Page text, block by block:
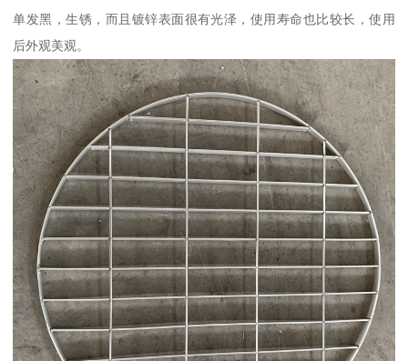
单发黑，生锈，而且镀锌表面很有光泽，使用寿命也比较长，使用
后外观美观。